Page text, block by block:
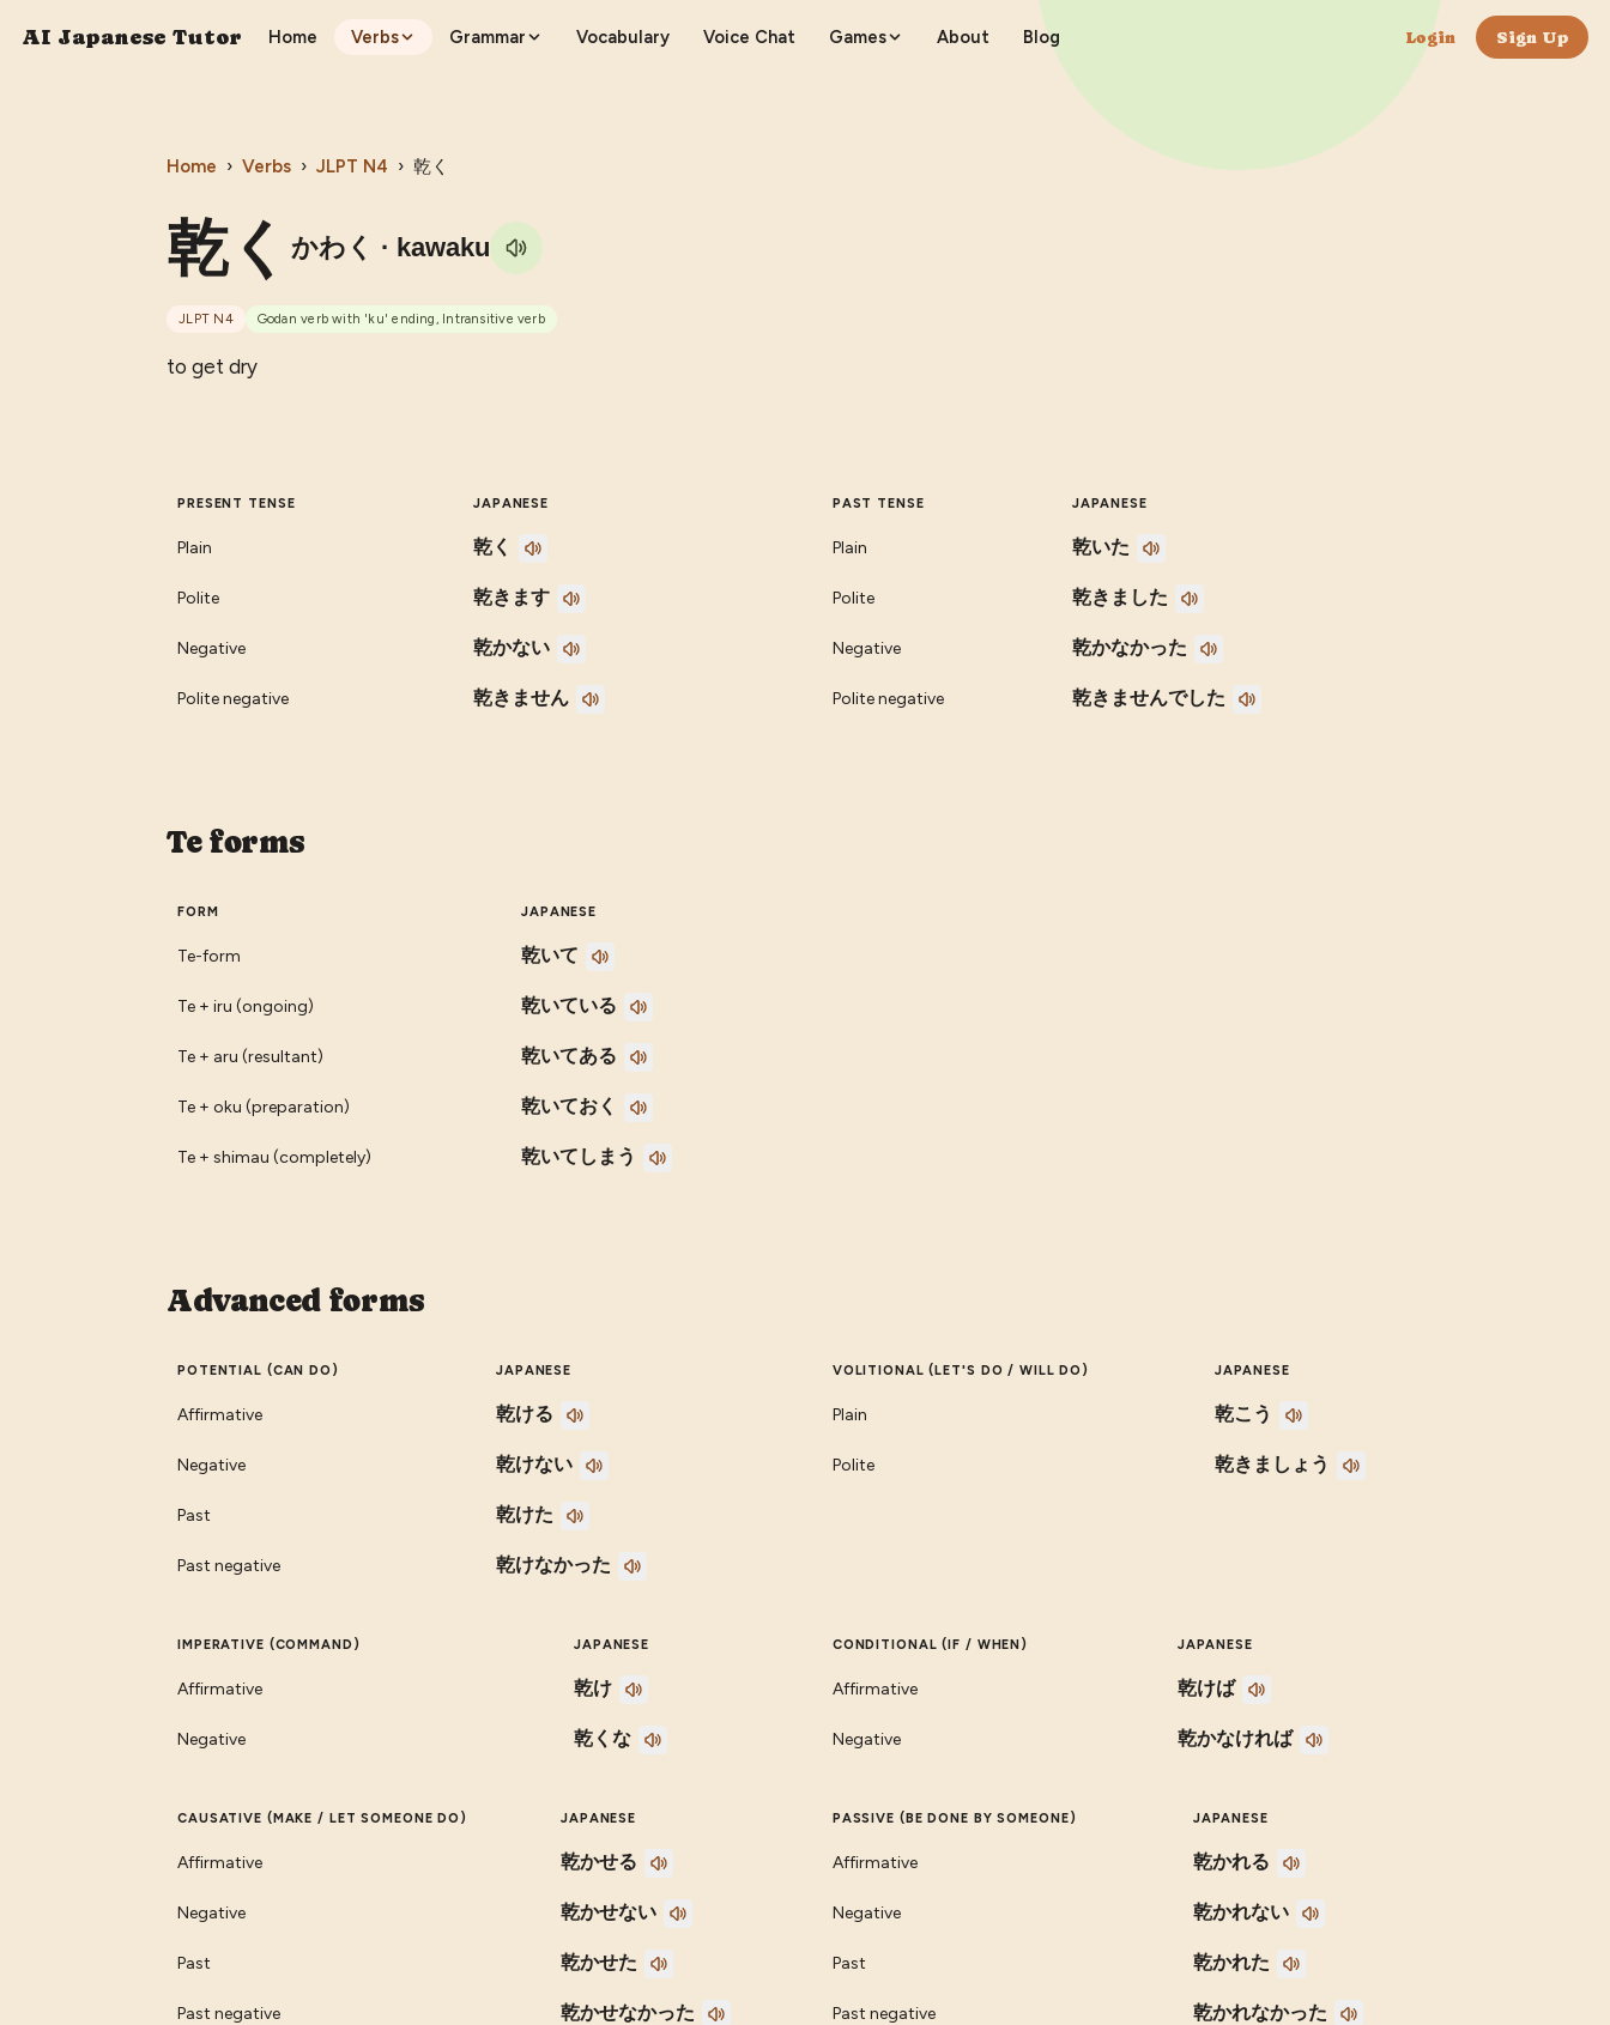
AI Japanese Tutor Home Verbs Grammar Vocabulary Voice Chat Games About Blog Login Sign Up
Home › Verbs › JLPT N4 › 乾く
乾く かわく · kawaku
JLPT N4 Godan verb with 'ku' ending, Intransitive verb
to get dry
PRESENT TENSE JAPANESE
Plain 乾く
Polite 乾きます
Negative 乾かない
Polite negative 乾きません
PAST TENSE JAPANESE
Plain 乾いた
Polite 乾きました
Negative 乾かなかった
Polite negative 乾きませんでした
Te forms
FORM JAPANESE
Te-form 乾いて
Te + iru (ongoing) 乾いている
Te + aru (resultant) 乾いてある
Te + oku (preparation) 乾いておく
Te + shimau (completely) 乾いてしまう
Advanced forms
POTENTIAL (CAN DO) JAPANESE
Affirmative 乾ける
Negative 乾けない
Past 乾けた
Past negative 乾けなかった
VOLITIONAL (LET'S DO / WILL DO) JAPANESE
Plain 乾こう
Polite 乾きましょう
IMPERATIVE (COMMAND) JAPANESE
Affirmative 乾け
Negative 乾くな
CONDITIONAL (IF / WHEN) JAPANESE
Affirmative 乾けば
Negative 乾かなければ
CAUSATIVE (MAKE / LET SOMEONE DO) JAPANESE
Affirmative 乾かせる
Negative 乾かせない
Past 乾かせた
Past negative 乾かせなかった
PASSIVE (BE DONE BY SOMEONE) JAPANESE
Affirmative 乾かれる
Negative 乾かれない
Past 乾かれた
Past negative 乾かれなかった